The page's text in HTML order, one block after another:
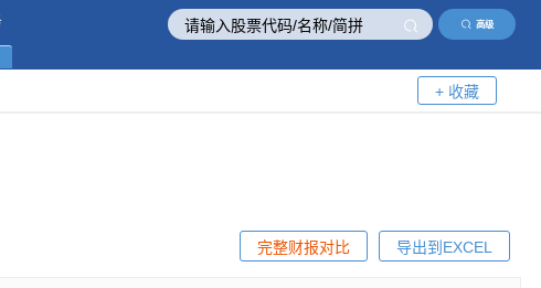
高级
+ 收藏
导出到EXCEL
完整财报对比